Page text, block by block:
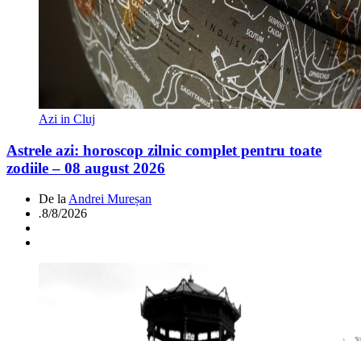
Azi in Cluj
Astrele azi: horoscop zilnic complet pentru toate
zodiile – 08 august 2026
De la Andrei Mureșan
.8/8/2026